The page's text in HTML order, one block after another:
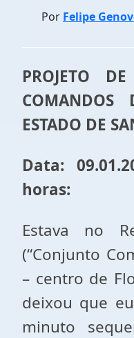
Por Felipe
PROJETO
COMANDOS
ESTADO DE
Data:
horas:
Estava no
(“Conjunto
– centro de
deixou que
minuto